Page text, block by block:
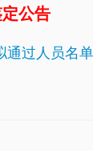
公告
通过人员名